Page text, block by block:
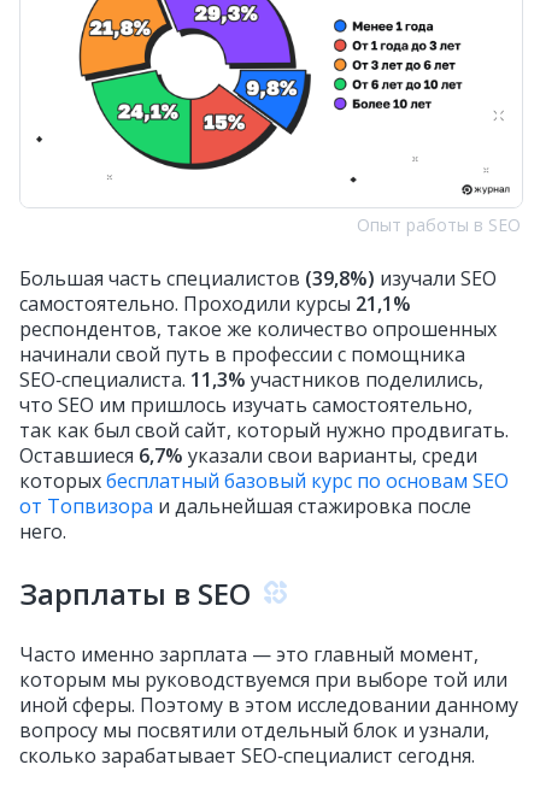
Опыт работы в SEO
Большая часть специалистов (39,8%) изучали SEO
самостоятельно. Проходили курсы 21,1%
респондентов, такое же количество опрошенных
начинали свой путь в профессии с помощника
SEO‑специалиста. 11,3% участников поделились,
что SEO им пришлось изучать самостоятельно,
так как был свой сайт, который нужно продвигать.
Оставшиеся 6,7% указали свои варианты, среди
которыхбесплатный базовый курс по основам SEO
от Топвизора и дальнейшая стажировка после
него.
Зарплаты в SEO
Часто именно зарплата — это главный момент,
которым мы руководствуемся при выборе той или
иной сферы. Поэтому в этом исследовании данному
вопросу мы посвятили отдельный блок и узнали,
сколько зарабатывает SEO‑специалист сегодня.